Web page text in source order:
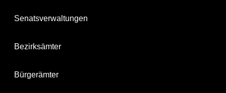
Senatsverwaltungen
Bezirksämter
Bürgerämter